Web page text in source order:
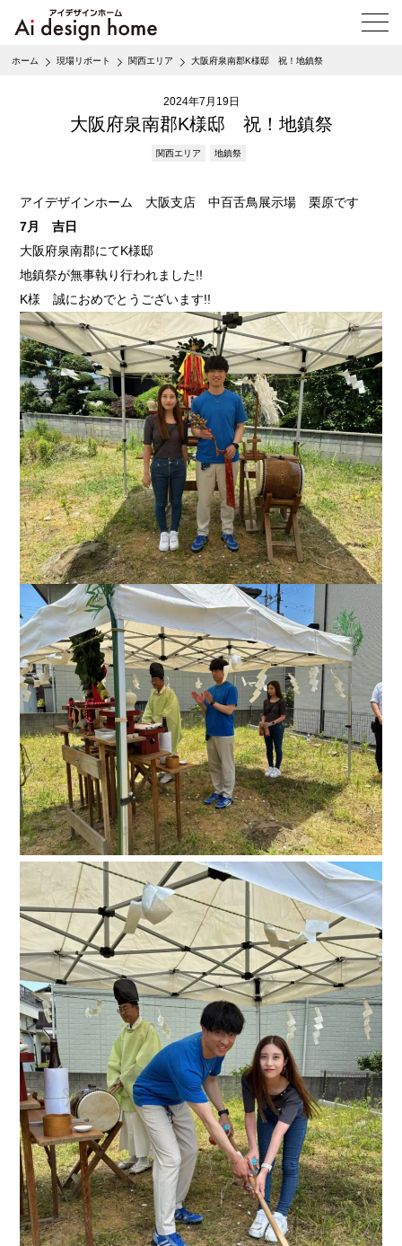
メ
ニ
ホーム 現場リポート 関西エリア 大阪府泉南郡K様邸 祝！地鎮祭
2024年7月19日
大阪府泉南郡K様邸 祝！地鎮祭
関西エリア 地鎮祭
アイデザインホーム 大阪支店 中百舌鳥展示場 栗原です
7月 吉日
大阪府泉南郡にてK様邸
地鎮祭が無事執り行われました!!
K様 誠におめでとうございます!!